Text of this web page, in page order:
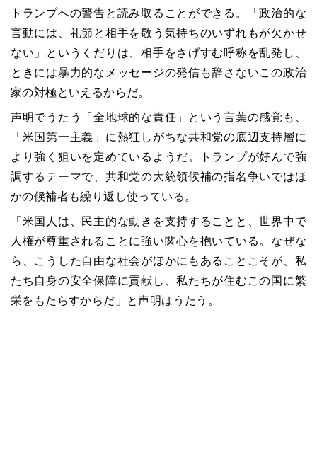
トランプへの警告と読み取ることができる。「政治的な
言動には、礼節と相手を敬う気持ちのいずれもが欠かせ
ない」というくだりは、相手をさげすむ呼称を乱発し、
ときには暴力的なメッセージの発信も辞さないこの政治
家の対極といえるからだ。
声明でうたう「全地球的な責任」という言葉の感覚も、
「米国第一主義」に熱狂しがちな共和党の底辺支持層に
より強く狙いを定めているようだ。トランプが好んで強
調するテーマで、共和党の大統領候補の指名争いではほ
かの候補者も繰り返し使っている。
「米国人は、民主的な動きを支持することと、世界中で
人権が尊重されることに強い関心を抱いている。なぜな
ら、こうした自由な社会がほかにもあることこそが、私
たち自身の安全保障に貢献し、私たちが住むこの国に繁
栄をもたらすからだ」と声明はうたう。